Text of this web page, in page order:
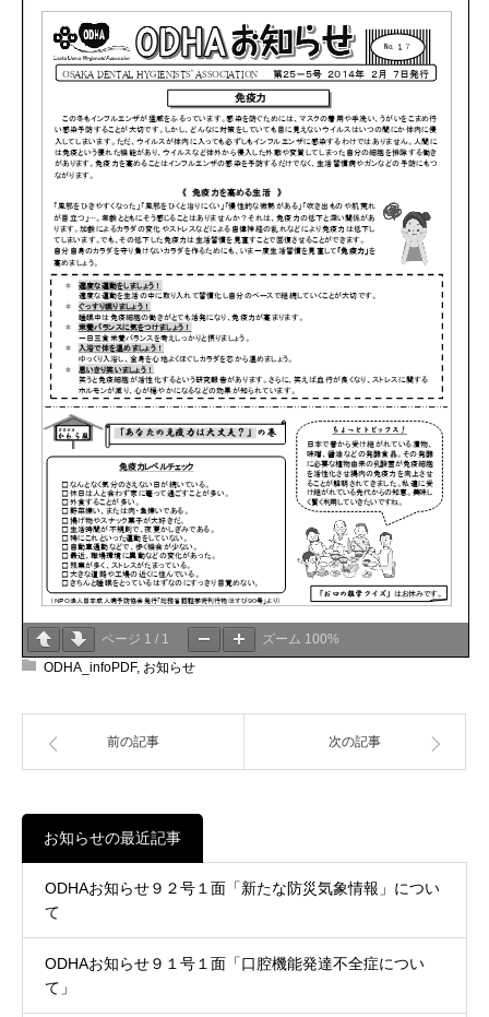
ページ 1 / 1 ズーム 100%
ODHA_infoPDF, お知らせ
前の記事 次の記事
お知らせの最近記事
ODHAお知らせ９２号１面「新たな防災気象情報」につい
て
ODHAお知らせ９１号１面「口腔機能発達不全症につい
て」